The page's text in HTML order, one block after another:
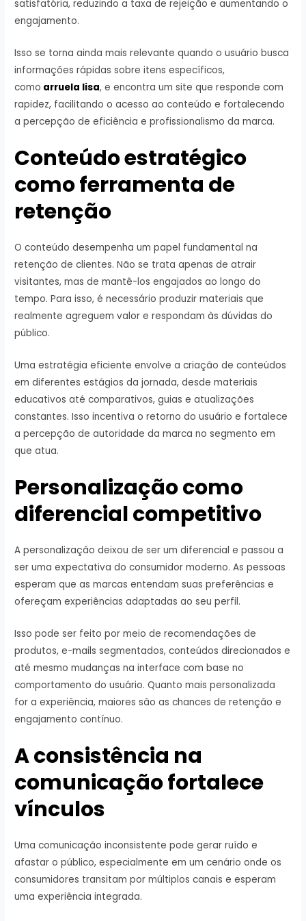
satisfatória, reduzindo a taxa de rejeição e aumentando o
engajamento.
Isso se torna ainda mais relevante quando o usuário busca
informações rápidas sobre itens específicos,
como arruela lisa, e encontra um site que responde com
rapidez, facilitando o acesso ao conteúdo e fortalecendo
a percepção de eficiência e profissionalismo da marca.
Conteúdo estratégico
como ferramenta de
retenção
O conteúdo desempenha um papel fundamental na
retenção de clientes. Não se trata apenas de atrair
visitantes, mas de mantê-los engajados ao longo do
tempo. Para isso, é necessário produzir materiais que
realmente agreguem valor e respondam às dúvidas do
público.
Uma estratégia eficiente envolve a criação de conteúdos
em diferentes estágios da jornada, desde materiais
educativos até comparativos, guias e atualizações
constantes. Isso incentiva o retorno do usuário e fortalece
a percepção de autoridade da marca no segmento em
que atua.
Personalização como
diferencial competitivo
A personalização deixou de ser um diferencial e passou a
ser uma expectativa do consumidor moderno. As pessoas
esperam que as marcas entendam suas preferências e
ofereçam experiências adaptadas ao seu perfil.
Isso pode ser feito por meio de recomendações de
produtos, e-mails segmentados, conteúdos direcionados e
até mesmo mudanças na interface com base no
comportamento do usuário. Quanto mais personalizada
for a experiência, maiores são as chances de retenção e
engajamento contínuo.
A consistência na
comunicação fortalece
vínculos
Uma comunicação inconsistente pode gerar ruído e
afastar o público, especialmente em um cenário onde os
consumidores transitam por múltiplos canais e esperam
uma experiência integrada.